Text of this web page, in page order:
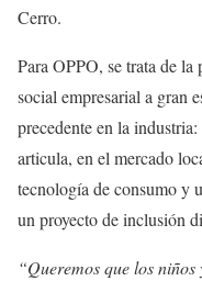
Cerro.
Para OPPO, se trata de
social empresarial a gran
precedente en la
articula, en el mercado
tecnología de consumo y
un proyecto de inclusión
“Queremos que los